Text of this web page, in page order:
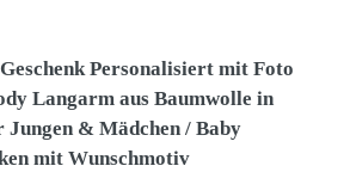
Personalisiert mit Foto
Langarm aus Baumwolle in
Jungen & Mädchen / Baby
mit Wunschmotiv